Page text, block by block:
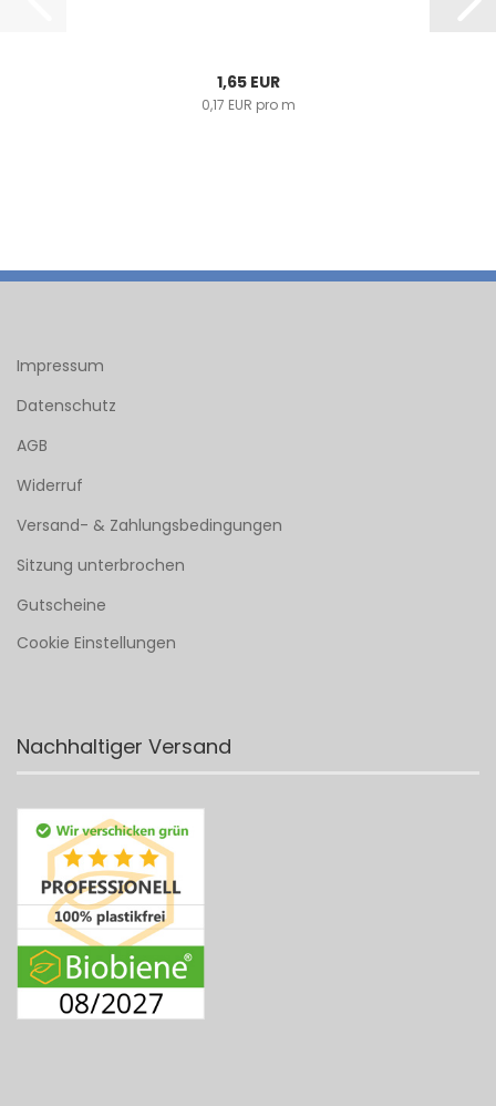
1,65 EUR
0,17 EUR pro m
Impressum
Datenschutz
AGB
Widerruf
Versand- & Zahlungsbedingungen
Sitzung unterbrochen
Gutscheine
Cookie Einstellungen
Nachhaltiger Versand